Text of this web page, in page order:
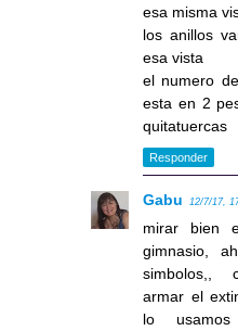
esa misma
los anillos
esa vista
el numero
esta en 2
quitatuercas
Responder
Gabu 12/7/17,
mirar bien
gimnasio,
simbolos,,
armar el
lo